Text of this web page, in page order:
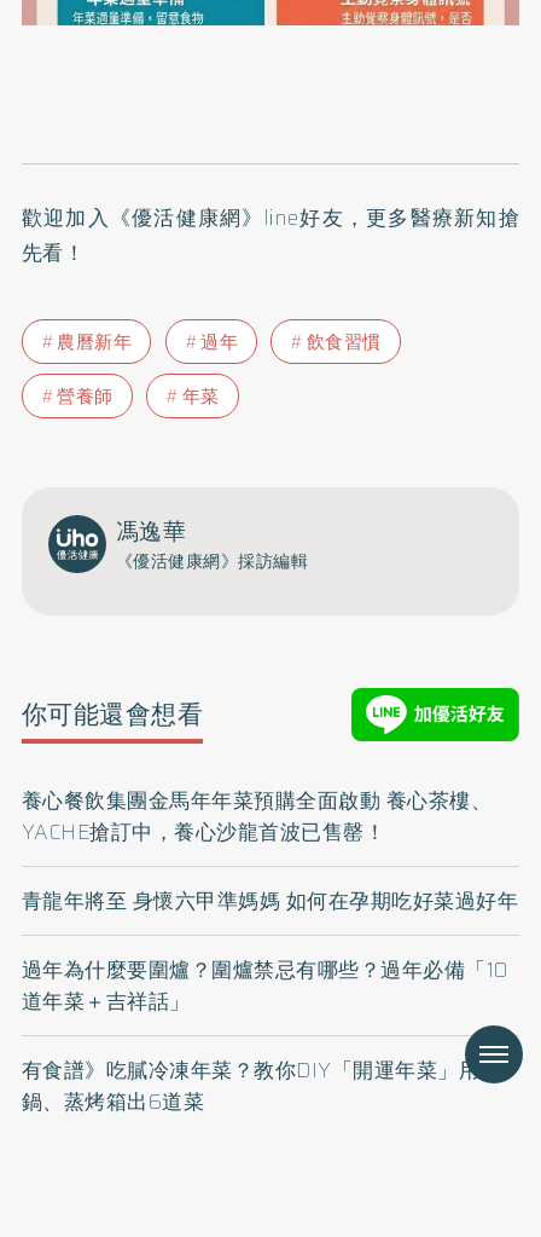
歡迎加入 《優活健康網》line好友 ，更多醫療新知搶
先看！
農曆新年 過年
飲食習慣
營養師
年菜
馮逸華
《優活健康網》採訪編輯
你可能還會想看
養心餐飲集團金馬年年菜預購全面啟動 養心茶樓、
YACHE搶訂中，養心沙龍首波已售罄！
青龍年將至 身懷六甲準媽媽 如何在孕期吃好菜過好年
過年為什麼要圍爐？圍爐禁忌有哪些？過年必備「10
道年菜＋吉祥話」
有食譜》吃膩冷凍年菜？教你DIY「開運年菜」用電
鍋、蒸烤箱出6道菜
Menu